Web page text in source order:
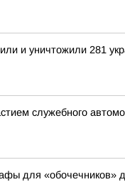
и уничтожили 281
служебного
для «обочечников»